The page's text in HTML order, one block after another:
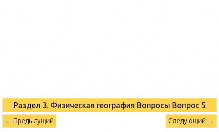
Раздел 3. Физическая география Вопросы Вопрос 5
← Предыдущий Следующий →